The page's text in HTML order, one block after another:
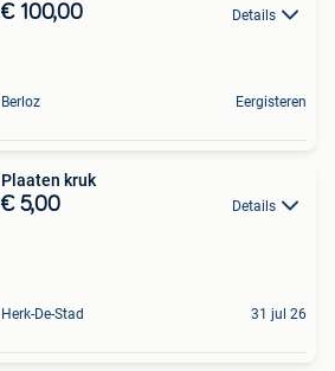
€ 100,00 Details
Berloz Eergisteren
Plaaten kruk
€ 5,00 Details
Herk-De-Stad 31 jul 26